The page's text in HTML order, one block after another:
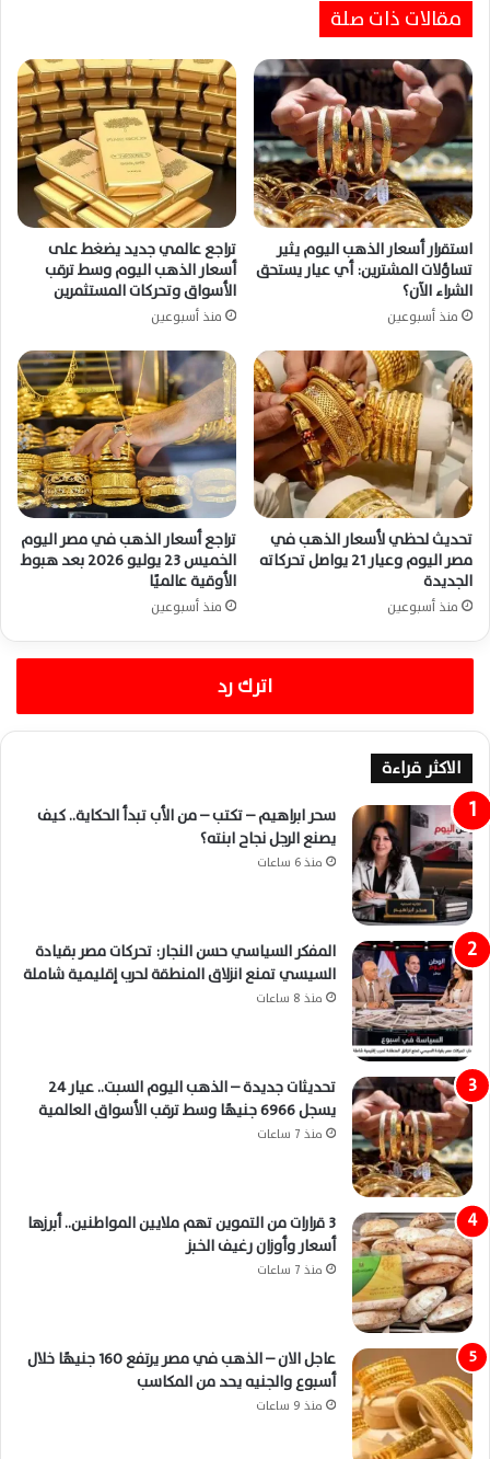
مقالات ذات صلة
استقرار أسعار الذهب اليوم يثير
تساؤلات المشترين: أي عيار يستحق
الشراء الآن؟
منذ أسبوعين
تراجع عالمي جديد يضغط على
أسعار الذهب اليوم وسط ترقب
الأسواق وتحركات المستثمرين
منذ أسبوعين
تحديث لحظي لأسعار الذهب في
مصر اليوم وعيار 21 يواصل تحركاته
الجديدة
منذ أسبوعين
تراجع أسعار الذهب في مصر اليوم
الخميس 23 يوليو 2026 بعد هبوط
الأوقية عالميًا
منذ أسبوعين
اترك رد
الاكثر قراءة
سحر ابراهيم – تكتب – من الأب تبدأ الحكاية.. كيف
يصنع الرجل نجاح ابنته؟
منذ 6 ساعات
المفكر السياسي حسن النجار: تحركات مصر بقيادة
السيسي تمنع انزلاق المنطقة لحرب إقليمية شاملة
منذ 8 ساعات
تحديثات جديدة – الذهب اليوم السبت.. عيار 24
يسجل 6966 جنيهًا وسط ترقب الأسواق العالمية
منذ 7 ساعات
3 قرارات من التموين تهم ملايين المواطنين.. أبرزها
أسعار وأوزان رغيف الخبز
منذ 7 ساعات
عاجل الان – الذهب في مصر يرتفع 160 جنيهًا خلال
أسبوع والجنيه يحد من المكاسب
منذ 9 ساعات